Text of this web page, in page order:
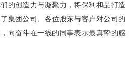
的创造力与凝聚力，将保利和品打造
集团公司、各位股东与客户对公司的
向奋斗在一线的同事表示最真挚的感